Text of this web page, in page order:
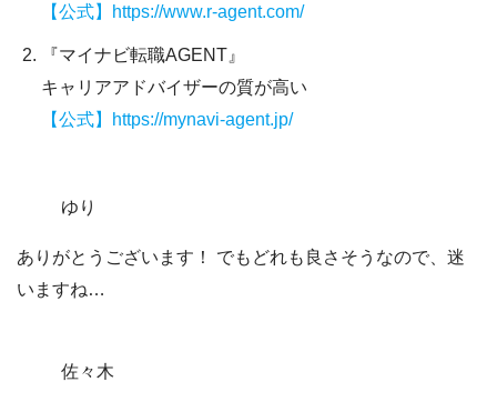
【公式】https://www.r-agent.com/
『マイナビ転職AGENT』
キャリアアドバイザーの質が高い
【公式】https://mynavi-agent.jp/
ゆり
ありがとうございます！ でもどれも良さそうなので、迷
いますね…
佐々木